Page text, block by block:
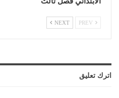
NEXT
اترك تعليق